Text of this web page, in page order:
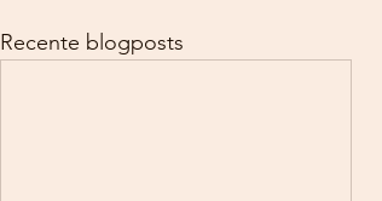
Recente blogposts